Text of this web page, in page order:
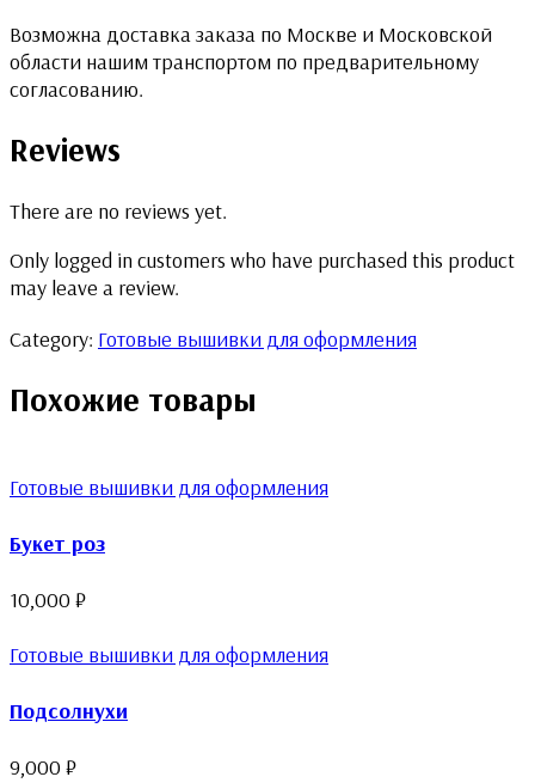
Возможна доставка заказа по Москве и Московской
области нашим транспортом по предварительному
согласованию.
Reviews
There are no reviews yet.
Only logged in customers who have purchased this product
may leave a review.
Category: Готовые вышивки для оформления
Похожие товары
Готовые вышивки для оформления
Букет роз
10,000 ₽
Готовые вышивки для оформления
Подсолнухи
9,000 ₽